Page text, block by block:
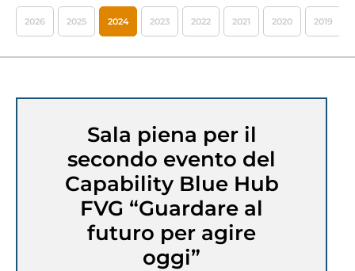
2026 2025 2024 2023 2022 2021 2020 2019
Sala piena per il
secondo evento del
Capability Blue Hub
FVG “Guardare al
futuro per agire
oggi”